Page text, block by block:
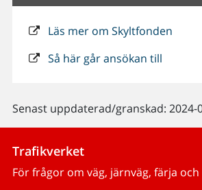
Läs mer om Skyltfonden
Så här går ansökan till
Senast uppdaterad/granskad: 2024-
Trafikverket
För frågor om väg, järnväg, färja